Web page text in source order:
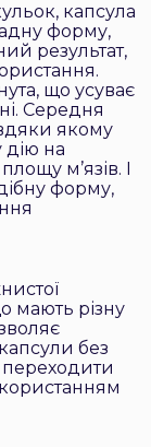
капсула
форму,
результат,
що усуває
Середня
якому
на
м’язів. І
форму,
мають різну
без
переходити